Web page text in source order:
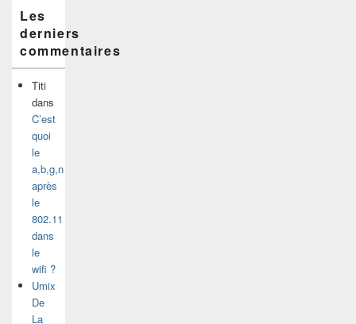
Les
derniers
commentaires
Titi
dans
C’est
quoi
le
a,b,g,n
après
le
802.11
dans
le
wifi ?
Umix
De
La